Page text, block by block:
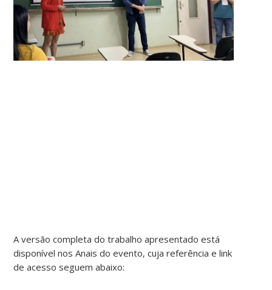
A versão completa do trabalho apresentado está
disponível nos Anais do evento, cuja referência e link
de acesso seguem abaixo: